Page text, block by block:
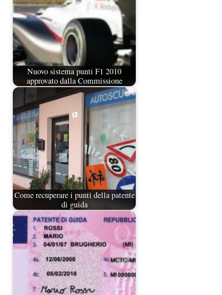
Nuovo sistema punti F1 2010
approvato dalla Commissione
Come recuperare i punti della patente
di guida